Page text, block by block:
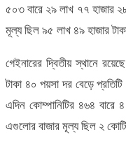
৫০৩ বারে ২৯ লাখ ৭৭ হাজার
মূল্য ছিল ৯৫ লাখ ৪৯ হাজার
গেইনারের দ্বিতীয় স্থানে
টাকা ৪০ পয়সা দর বেড়ে
এদিন কোম্পানিটির ৪৬৪ বারে
এগুলোর বাজার মূল্য ছিল ২